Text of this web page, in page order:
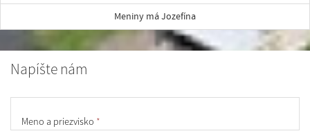
Meniny má Jozefína
Napíšte nám
Meno a priezvisko *